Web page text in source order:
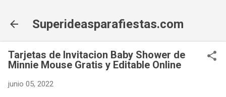
Superideasparafiestas.com
Tarjetas de Invitacion Baby Shower de
Minnie Mouse Gratis y Editable Online
junio 05, 2022